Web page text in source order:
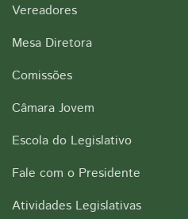
Vereadores
Mesa Diretora
Comissões
Câmara Jovem
Escola do Legislativo
Fale com o Presidente
Atividades Legislativas